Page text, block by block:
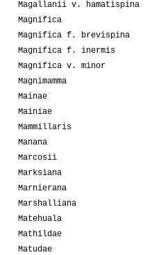
Magallanii v. hamatispina
Magnifica
Magnifica f. brevispina
Magnifica f. inermis
Magnifica v. minor
Magnimamma
Mainae
Mainiae
Mammillaris
Manana
Marcosii
Marksiana
Marnierana
Marshalliana
Matehuala
Mathildae
Matudae